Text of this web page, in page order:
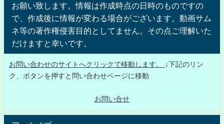
お願い致します。情報は作成時点の日時のものですの
で、作成後に情報が変わる場合がございます。動画サム
ネ等の著作権侵害目的としてません。その点ご理解いた
だけますと幸いです。
お問い合わせのサイトへクリックで移動します。
↓下記のリン
ク、ボタンを押すと問い合わせページに移動
お問い合せ